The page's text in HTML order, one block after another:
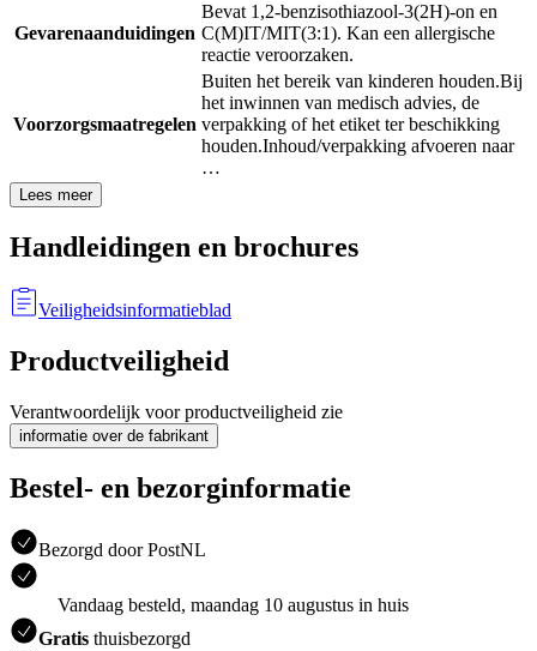
Gevarenaanduidingen
Bevat 1,2-benzisothiazool-3(2H)-on en
C(M)IT/MIT(3:1). Kan een allergische
reactie veroorzaken.
Voorzorgsmaatregelen
Buiten het bereik van kinderen houden.Bij
het inwinnen van medisch advies, de
verpakking of het etiket ter beschikking
houden.Inhoud/verpakking afvoeren naar
…
Lees meer
Handleidingen en brochures
Veiligheidsinformatieblad
Productveiligheid
Verantwoordelijk voor productveiligheid zie
informatie over de fabrikant
Bestel- en bezorginformatie
Bezorgd door PostNL
Vandaag besteld, maandag 10 augustus in huis
Gratis thuisbezorgd